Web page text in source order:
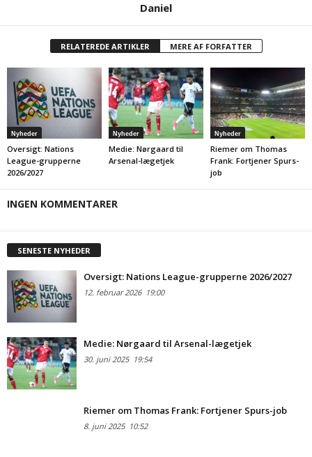
Daniel
RELATEREDE ARTIKLER MERE AF FORFATTER
Nyheder
Oversigt: Nations
League-grupperne
2026/2027
Nyheder
Medie: Nørgaard til
Arsenal-lægetjek
Nyheder
Riemer om Thomas
Frank: Fortjener Spurs-
job
INGEN KOMMENTARER
SENESTE NYHEDER
Oversigt: Nations League-grupperne 2026/2027
12. februar 202619:00
Medie: Nørgaard til Arsenal-lægetjek
30. juni 202519:54
Riemer om Thomas Frank: Fortjener Spurs-job
8. juni 202510:52